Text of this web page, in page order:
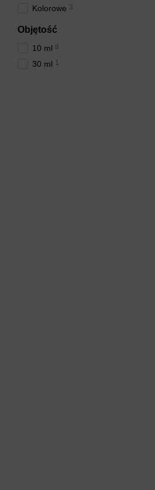
Kolorowe 3
Objętość
10 ml 8
30 ml 1